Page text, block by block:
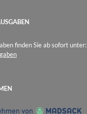
finden Sie ab sofort unter: